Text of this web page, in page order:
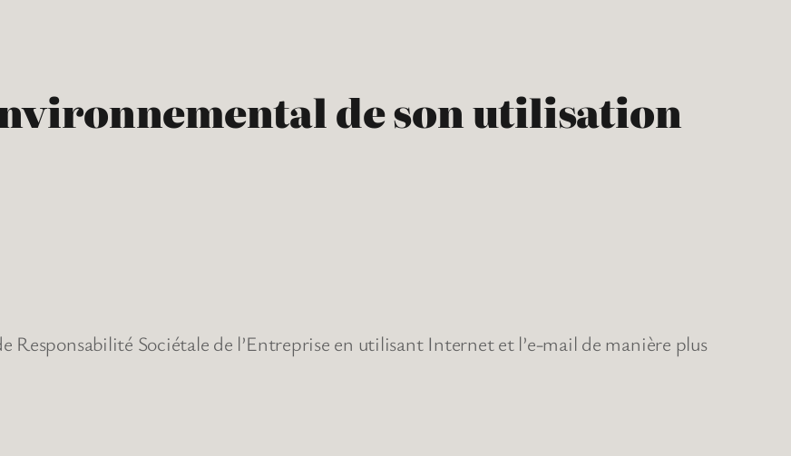
de son utilisation
Sociétale de l’Entreprise en utilisant Internet et l’e-mail de manière plus